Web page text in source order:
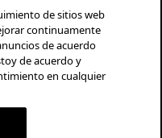
de sitios web
continuamente
de acuerdo
de acuerdo y
en cualquier